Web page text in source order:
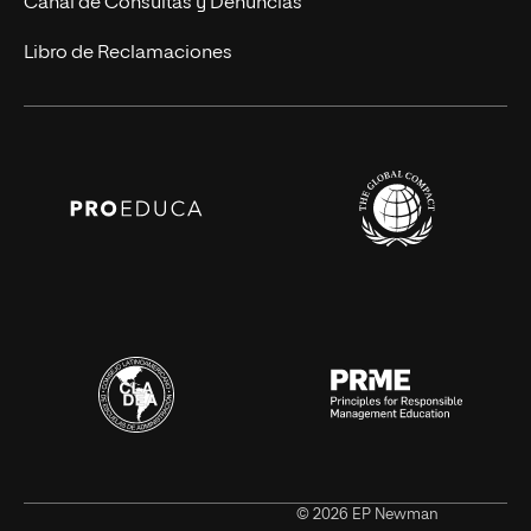
Libro de Reclamaciones
© 2026 EP Newman